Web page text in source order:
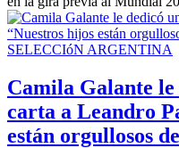
SELECCIóN ARGENTINA
Camila Galante
carta a Leandro
están orgullosos